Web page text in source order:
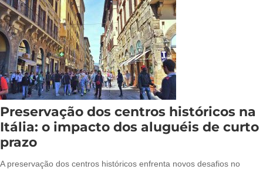
Preservação dos centros históricos na
Itália: o impacto dos aluguéis de curto
prazo
A preservação dos centros históricos enfrenta novos desafios no